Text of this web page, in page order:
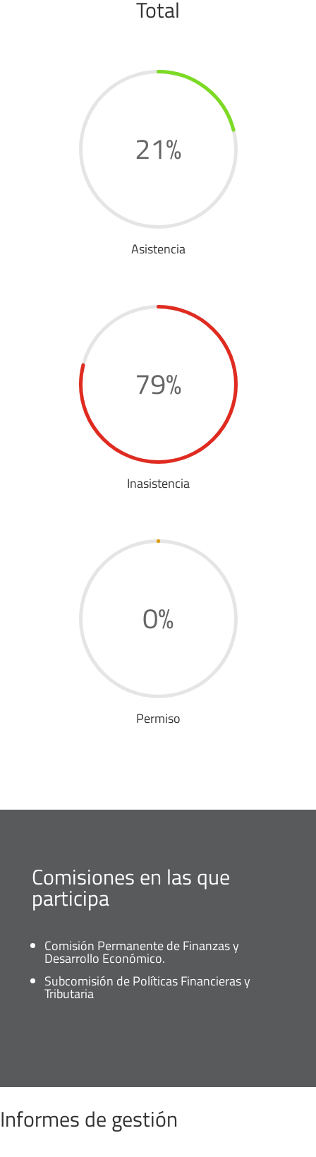
Total
21%
Asistencia
79%
Inasistencia
0%
Permiso
Comisiones en las que
participa
Comisión Permanente de Finanzas y
Desarrollo Económico.
Subcomisión de Políticas Financieras y
Tributaria
Informes de gestión